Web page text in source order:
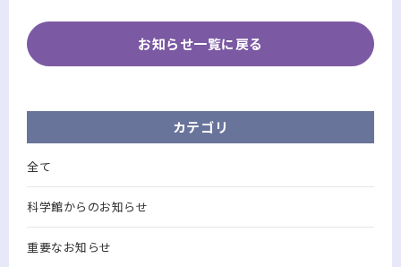
お知らせ一覧に戻る
カテゴリ
全て
科学館からのお知らせ
重要なお知らせ